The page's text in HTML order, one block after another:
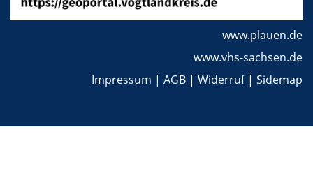
www.plauen.de
www.vhs-sachsen.de
Impressum | AGB | Widerruf| Sidemap